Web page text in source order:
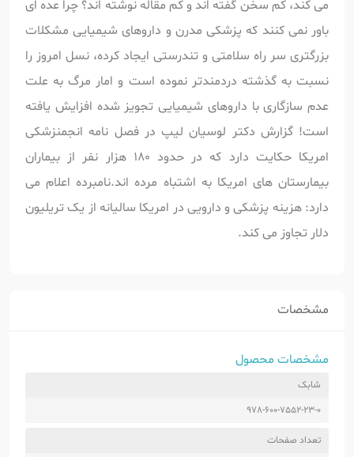
می کند، کم سخن گفته اند و کم مقاله نوشته اند؟ چرا عده ای
باور نمی کنند که پزشکی مدرن و داروهای شیمیایی مشکلات
بزرگتری سر راه سلامتی و تندرستی ایجاد کرده، نسل امروز را
نسبت به گذشته دردمندتر نموده است و امار مرگ به علت
عدم سازگاری با داروهای شیمیایی تجویز شده افزایش یافته
است! گزارش دکتر لوسیان لیپ در فصل نامه انجمنزشکی
امریکا حکایت دارد که در حدود 180 هزار نفر از بیماران
بیمارستان های امریکا به اشتباه مرده اند.نامبرده اعلام می
دارد: هزینه پزشکی و دارویی در امریکا سالیانه از یک تریلیون
دلار تجاوز می کند.
مشخصات
مشخصات محصول
شابک
978-600-7552-23-0
تعداد صفحات